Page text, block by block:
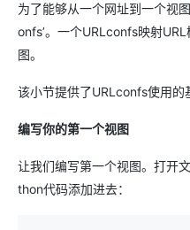
为了能够从一个网址到一个视
onfs’。一个URLconfs映射
图。
该小节提供了URLconfs使用的
编写你的第一个视图
让我们编写第一个视图。打开
thon代码添加进去：